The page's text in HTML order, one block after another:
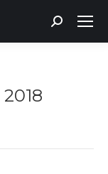
Buscar:
2018